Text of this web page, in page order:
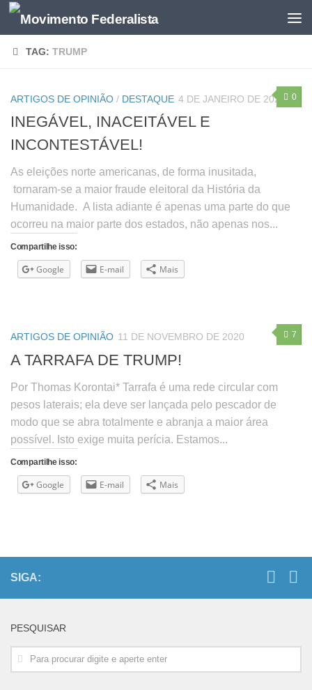
TAG: TRUMP
0
ARTIGOS DE OPINIÃO / DESTAQUE 4 DE JANEIRO DE 2021
INEGÁVEL, INACEITÁVEL E
INCONTESTÁVEL!
As eleições norte americanas, de forma inusitada,
tornaram-se a maior fraude eleitoral da História da
Humanidade. A lista adiante é apenas uma parte do que
ocorreu na maior parte dos estados, não apenas nos...
Compartilhe isso:
Google E-mail Mais
7
ARTIGOS DE OPINIÃO 11 DE NOVEMBRO DE 2020
A TARRAFA DE TRUMP!
Por Thomas Korontai* Tarrafa é uma rede circular com
pesos laterais; ela deve ser lançada pelo pescador de
modo que se abra totalmente e abranja a maior área
possível. Isto exige muita perícia. Estamos...
Compartilhe isso:
Google E-mail Mais
SIGA:
PESQUISAR